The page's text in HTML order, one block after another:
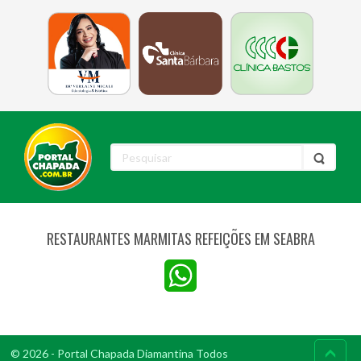
RESTAURANTES MARMITAS REFEIÇÕES EM SEABRA
© 2026 - Portal Chapada Diamantina Todos